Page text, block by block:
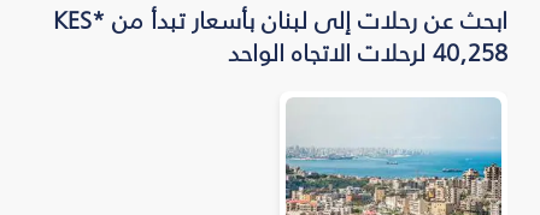
ابحث عن رحلات إلى لبنان بأسعار تبدأ من *KES
40,258 لرحلات الاتجاه الواحد